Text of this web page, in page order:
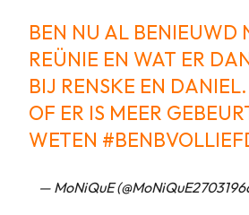
BEN NU AL BENIEUWD
REÜNIE EN WAT ER
BIJ RENSKE EN
OF ER IS MEER
WETEN
— MoNiQuE